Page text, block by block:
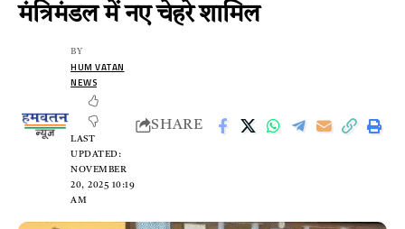
मंत्रिमंडल में नए चेहरे शामिल
LAST
UPDATED:
NOVEMBER
20, 2025 10:19
AM
BY
HUM VATAN
NEWS
SHARE